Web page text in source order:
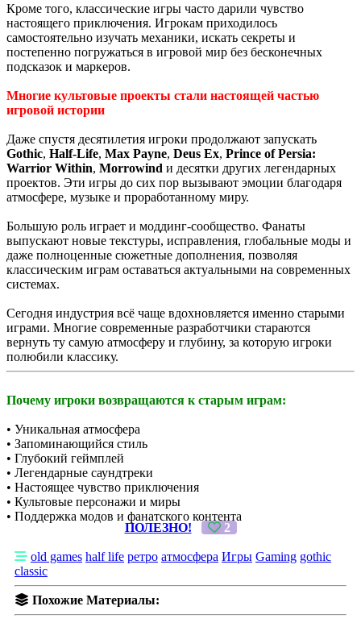
Кроме того, классические игры часто дарили чувство
настоящего приключения. Игрокам приходилось
самостоятельно изучать механики, искать секреты и
постепенно погружаться в игровой мир без бесконечных
подсказок и маркеров.
Многие культовые проекты стали настоящей частью
игровой истории
Даже спустя десятилетия игроки продолжают запускать
Gothic, Half-Life, Max Payne, Deus Ex, Prince of Persia:
Warrior Within, Morrowind и десятки других легендарных
проектов. Эти игры до сих пор вызывают эмоции благодаря
атмосфере, музыке и проработанному миру.
Большую роль играет и моддинг-сообщество. Фанаты
выпускают новые текстуры, исправления, глобальные моды и
даже полноценные сюжетные дополнения, позволяя
классическим играм оставаться актуальными на современных
системах.
Сегодня индустрия всё чаще вдохновляется именно старыми
играми. Многие современные разработчики стараются
вернуть ту самую атмосферу и глубину, за которую игроки
полюбили классику.
Почему игроки возвращаются к старым играм:
• Уникальная атмосфера
• Запоминающийся стиль
• Глубокий геймплей
• Легендарные саундтреки
• Настоящее чувство приключения
• Культовые персонажи и миры
• Поддержка модов и фанатского контента
ПОЛЕЗНО!
2
old games half life ретро атмосфера Игры Gaming gothic
classic
Похожие Материалы: